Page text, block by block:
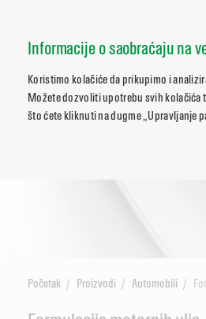
Informacije o saobraćaju na
Koristimo kolačiće da prikupimo i
Možete dozvoliti upotrebu svih kolačića
što ćete kliknuti na dugme „Upravljanje
Početak Proizvodi Automobili